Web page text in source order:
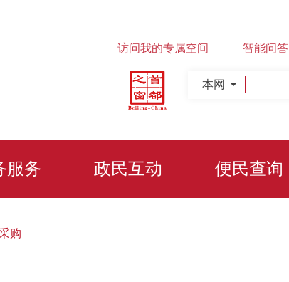
访问我的专属空间 智能问答
本网
服务 政民互动 便民查询
购